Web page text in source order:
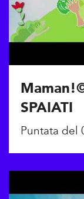
SPAIATI
Puntata del